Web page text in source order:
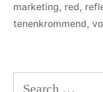
marketing, red,
tenenkrommend,
Search